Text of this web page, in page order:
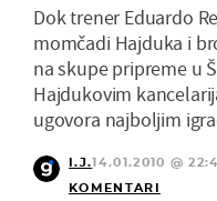
Dok trener Eduardo
momčadi Hajduka i
na skupe pripreme u
Hajdukovim
ugovora najboljim
I.J.14.01.2010 @
KOMENTARI